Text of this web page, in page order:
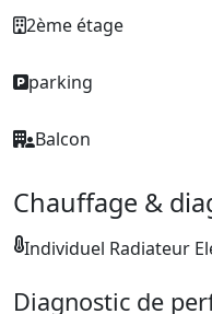
2ème étage
parking
Balcon
Chauffage &
Individuel Radiateur
Diagnostic de